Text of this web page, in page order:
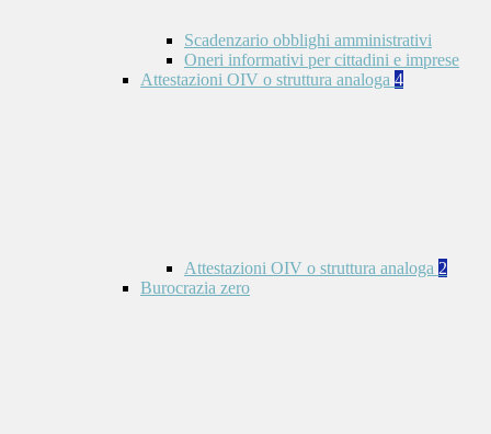
Scadenzario obblighi amministrativi
Oneri informativi per cittadini e imprese
Attestazioni OIV o struttura analoga 4
Attestazioni OIV o struttura analoga 2
Burocrazia zero